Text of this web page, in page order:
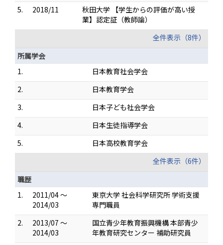
5.
2018/11
秋田大学 【学生からの評価が高い授
業】認定証（教師論）
全件表示（8件）
所属学会
1.
日本教育社会学会
2.
日本教育学会
3.
日本子ども社会学会
4.
日本生徒指導学会
5.
日本高校教育学会
全件表示（6件）
職歴
1.
2011/04 ～
2014/03
東京大学 社会科学研究所 学術支援
専門職員
2.
2013/07 ～
2014/03
国立青少年教育振興機構 本部青少
年教育研究センター 補助研究員